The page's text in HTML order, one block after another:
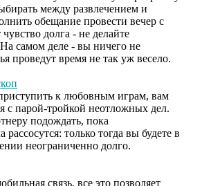
между развлечением и
обещание провести вечер с
долга - не делайте
На самом деле - вы ничего не
проведут время не так уж весело.
к любовным играм, вам
с парой-тройкой неотложных дел.
подождать, пока
только тогда вы будете в
неограниченно долго.
связь, все это позволяет